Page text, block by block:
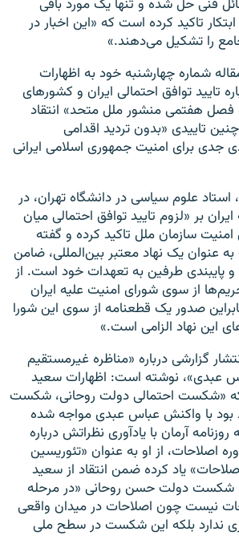
فنی حل شده و تنها یک مورد باقی
تاکید کرده است که «این اخبار در
را تشکیل می‌دهند.»
شماره چهارشنبه خود به اظهارات
تایید توافق احتمالی ایران و کشورهای
فصل هفتمی منشور ملل متحد» انتقاد
تاییدی «بدون تردید اقدامی
جدی برای امنیت جمهوری اسلامی ایرانی
استاد علوم سیاسی در دانشگاه تهران، در
بر «لزوم تایید توافق احتمالی میان
در شورای امنیت سازمان ملل تاکید کرده و گفته
عنوان یک نهاد معتبر بین‌المللی، ضامن
و پایبندی طرفین به تعهدات خود است. از
از سوی شورای امنیت علیه ایران
صدور یک قطعنامه از سوی این شورا
این نهاد الزامی است.»
گزارشی درباره «مناظره غیرمستقیم
عبدی»، نوشته است: اظهارات سعید
که «شکست احتمالی دولت روحانی، شکست
بود با واکنش عباس عبدی مواجه شده
آرمان با یادآوری نظراتش درباره
اصلاحات، از او به عنوان «تئوریسین
یاد کرده ضمن انتقاد از سعید
شکست دولت حسن روحانی «در مرحله
نیست چون اصلاحات در میدان واقعی
ندارد بلکه این شکست در سطح ملی